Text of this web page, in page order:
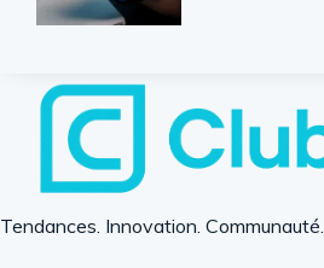
Tendances. Innovation. Communauté.